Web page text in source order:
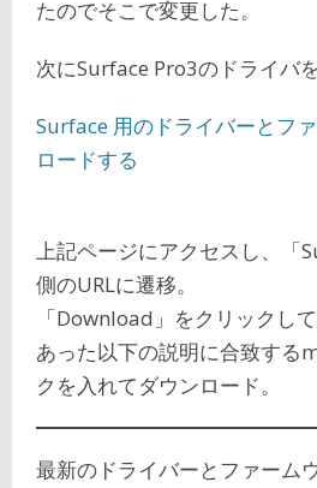
たのでそこで変更した。
次にSurface Pro3のドライバ
Surface 用のドライバーとフ
ロードする
上記ページにアクセスし、「
側のURLに遷移。
「Download」をクリックし
あった以下の説明に合致する
クを入れてダウンロード。
最新のドライバーとファーム